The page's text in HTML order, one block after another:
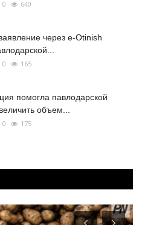
0 640
через e-Otinish
0 165
помогла павлодарской
объем...
0 175